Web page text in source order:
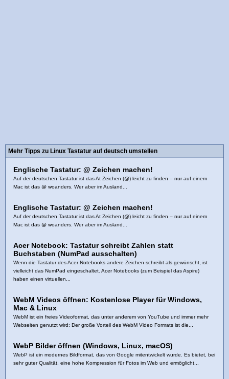
Mehr Tipps zu Linux Tastatur auf deutsch umstellen
Englische Tastatur: @ Zeichen machen!
Auf der deutschen Tastatur ist das At Zeichen (@) leicht zu finden – nur auf einem
Mac ist das @ woanders. Wer aber im Ausland...
Englische Tastatur: @ Zeichen machen!
Auf der deutschen Tastatur ist das At Zeichen (@) leicht zu finden – nur auf einem
Mac ist das @ woanders. Wer aber im Ausland...
Acer Notebook: Tastatur schreibt Zahlen statt
Buchstaben (NumPad ausschalten)
Wenn die Tastatur des Acer Notebooks andere Zeichen schreibt als gewünscht, ist
vielleicht das NumPad eingeschaltet. Acer Notebooks (zum Beispiel das Aspire)
haben einen virtuellen...
WebM Videos öffnen: Kostenlose Player für Windows,
Mac & Linux
WebM ist ein freies Videoformat, das unter anderem von YouTube und immer mehr
Webseiten genutzt wird: Der große Vorteil des WebM Video Formats ist die...
WebP Bilder öffnen (Windows, Linux, macOS)
WebP ist ein modernes Bildformat, das von Google mitentwickelt wurde. Es bietet, bei
sehr guter Qualität, eine hohe Kompression für Fotos im Web und ermöglicht...